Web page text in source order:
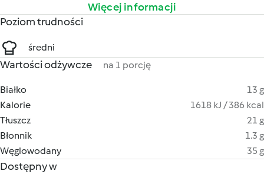
Więcej informacji
Poziom trudności
średni
Wartości odżywcze na 1 porcję
Białko
13 g
Kalorie
1618 kJ / 386 kcal
Tłuszcz
21 g
Błonnik
1.3 g
Węglowodany
35 g
Dostępny w